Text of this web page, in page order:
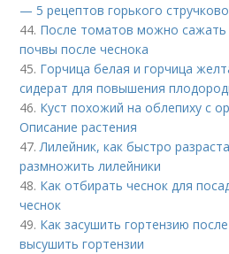
— 5 рецептов горького
44. После томатов можно сажать
почвы после чеснока
45. Горчица белая и горчица
сидерат для повышения
46. Куст похожий на облепиху с
Описание растения
47.Лилейник, как быстро
размножить лилейники
48. Как отбирать чеснок для
чеснок
49. Как засушить гортензию
высушить гортензии